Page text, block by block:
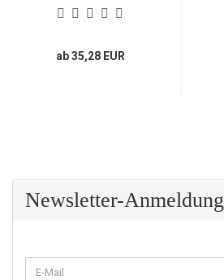
ab 35,28 EUR
Newsletter-Anmeldung
E-